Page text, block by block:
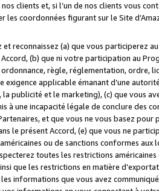
clients et, si l’un de nos clients vous
les coordonnées figurant sur le Site
et reconnaissez (a) que vous participerez
(b) que ni votre participation au
règle, réglementation, ordre,
exigence applicable émanant d’une
publicité et le marketing), (c) que vous
à une incapacité légale de conclure des
et que vous ne vous basez
le présent Accord, (e) que vous ne
ou de sanctions conformes
toutes les restrictions
que les restrictions en matière
informations que vous avez